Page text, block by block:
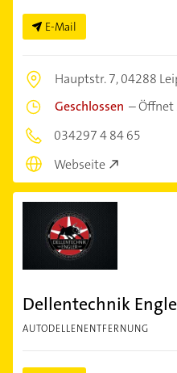
E-Mail
Hauptstr. 7,04288
Geschlossen –Öffnet
034297 4 84 65
Webseite
Dellentechnik
AUTODELLENENTFERNUNG